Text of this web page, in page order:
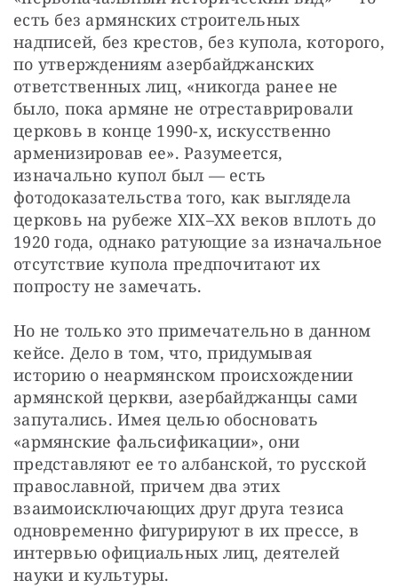
есть без армянских строительных
надписей, без крестов, без купола, которого,
по утверждениям азербайджанских
ответственных лиц, «никогда ранее не
было, пока армяне не отреставрировали
церковь в конце 1990-х, искусственно
арменизировав ее». Разумеется,
изначально купол был — есть
фотодоказательства того, как выглядела
церковь на рубеже XIX–XX веков вплоть до
1920 года, однако ратующие за изначальное
отсутствие купола предпочитают их
попросту не замечать.
Но не только это примечательно в данном
кейсе. Дело в том, что, придумывая
историю о неармянском происхождении
армянской церкви, азербайджанцы сами
запутались. Имея целью обосновать
«армянские фальсификации», они
представляют ее то албанской, то русской
православной, причем два этих
взаимоисключающих друг друга тезиса
одновременно фигурируют в их прессе, в
интервью официальных лиц, деятелей
науки и культуры.